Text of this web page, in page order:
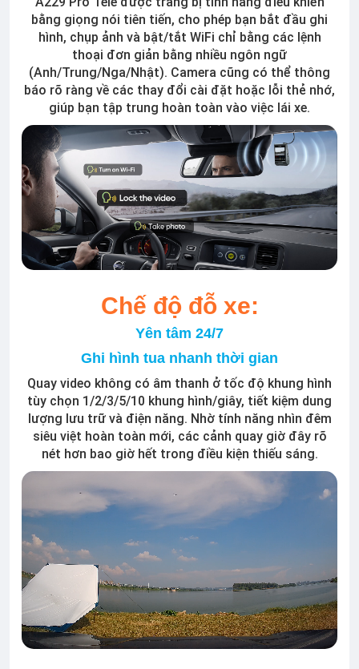
bằng giọng nói tiên tiến, cho phép bạn bắt đầu ghi
hình, chụp ảnh và bật/tắt WiFi chỉ bằng các lệnh
thoại đơn giản bằng nhiều ngôn ngữ
(Anh/Trung/Nga/Nhật). Camera cũng có thể thông
báo rõ ràng về các thay đổi cài đặt hoặc lỗi thẻ nhớ,
giúp bạn tập trung hoàn toàn vào việc lái xe.
Chế độ đỗ xe:
Yên tâm 24/7
Ghi hình tua nhanh thời gian
Quay video không có âm thanh ở tốc độ khung hình
tùy chọn 1/2/3/5/10 khung hình/giây, tiết kiệm dung
lượng lưu trữ và điện năng. Nhờ tính năng nhìn đêm
siêu việt hoàn toàn mới, các cảnh quay giờ đây rõ
nét hơn bao giờ hết trong điều kiện thiếu sáng.